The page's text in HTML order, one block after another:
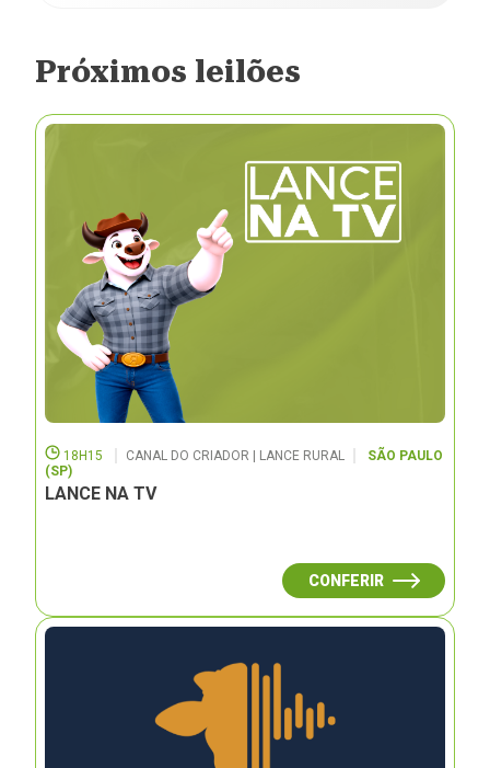
Próximos leilões
18H15 CANAL DO CRIADOR | LANCE RURAL
SÃO PAULO
(SP)
LANCE NA TV
CONFERIR